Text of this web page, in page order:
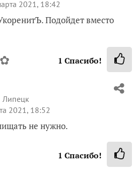
2021, 18:42
Подойдет вместо
✿ 1 Спасибо!
Липецк
2021, 18:52
не нужно.
1 Спасибо!